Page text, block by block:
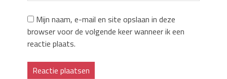
Mijn naam, e-mail en site opslaan in deze
browser voor de volgende keer wanneer ik een
reactie plaats.